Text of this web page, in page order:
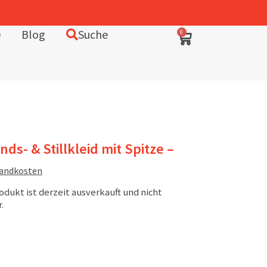
Blog Suche 0
& Stillkleid mit Spitze –
ist derzeit ausverkauft und nicht